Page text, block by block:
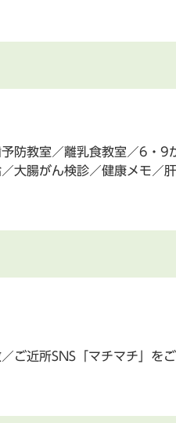
防教室／離乳食教室／6・9
大腸がん検診／健康メモ／
ご近所SNS「マチマチ」を